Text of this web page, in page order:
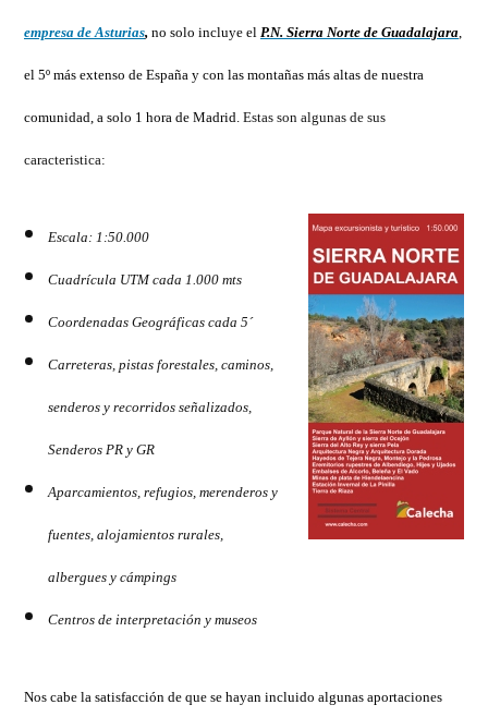
Sierra
Norte
empresa de Asturias,no solo incluye elP.N. Sierra Norte de Guadalajara,
el 5º más extenso de España y con las montañas más altas de nuestra
comunidad, a solo 1 hora de Madrid.Estas son algunas de sus
caracteristica:
Escala: 1:50.000
Cuadrícula UTM cada 1.000 mts
Coordenadas Geográficas cada 5´
Carreteras, pistas forestales, caminos,
senderos y recorridos señalizados,
Senderos PR y GR
Aparcamientos, refugios, merenderos y
fuentes, alojamientos rurales,
albergues y cámpings
Centros de interpretación y museos
Nos cabe la satisfacción de que se hayan incluido algunas aportaciones